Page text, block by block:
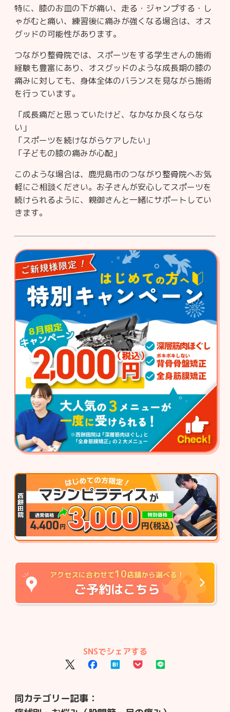
特に、膝のお皿の下が痛い、走る・ジャンプする・し
ゃがむと痛い、練習後に痛みが強くなる場合は、オス
グッドの可能性があります。
つながり整骨院では、スポーツをする学生さんの施術
経験も豊富にあり、オスグッドのような成長期の膝の
痛みに対しても、身体全体のバランスを見ながら施術
を行っています。
「成長痛だと思っていたけど、なかなか良くならな
い」
「スポーツを続けながらケアしたい」
「子どもの膝の痛みが心配」
このような場合は、鹿児島市のつながり整骨院へお気
軽にご相談ください。お子さんが安心してスポーツを
続けられるように、親御さんと一緒にサポートしてい
きます。
アクセスに合わせて10店舗から選べる！
ご予約はこちら
SNSでシェアする
同カテゴリー記事：